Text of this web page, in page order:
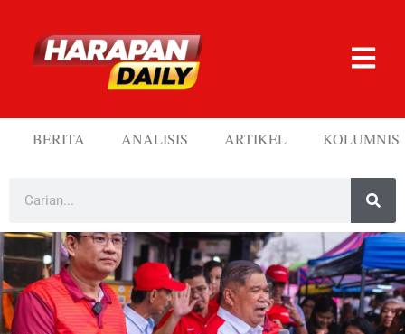
BERITA ANALISIS ARTIKEL KOLUMNIS